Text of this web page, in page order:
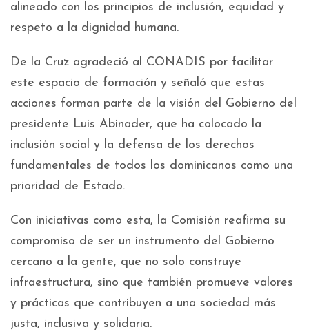
alineado con los principios de inclusión, equidad y
respeto a la dignidad humana.
De la Cruz agradeció al CONADIS por facilitar
este espacio de formación y señaló que estas
acciones forman parte de la visión del Gobierno del
presidente Luis Abinader, que ha colocado la
inclusión social y la defensa de los derechos
fundamentales de todos los dominicanos como una
prioridad de Estado.
Con iniciativas como esta, la Comisión reafirma su
compromiso de ser un instrumento del Gobierno
cercano a la gente, que no solo construye
infraestructura, sino que también promueve valores
y prácticas que contribuyen a una sociedad más
justa, inclusiva y solidaria.